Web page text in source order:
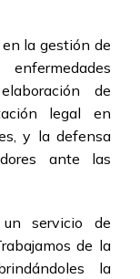
la gestión de
de
legal en
y la defensa
ante las
servicio de
de la
la